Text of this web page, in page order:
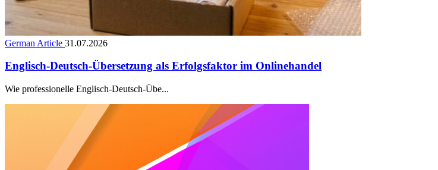
German Article 31.07.2026
Englisch-Deutsch-Übersetzung als Erfolgsfaktor im Onlinehandel
Wie professionelle Englisch-Deutsch-Übe...